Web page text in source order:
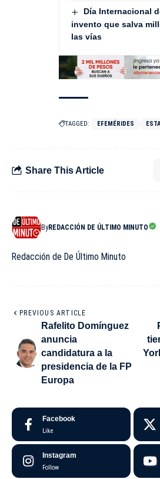
Día Internacional
invento que salva
las vías
TAGGED: EFEMÉRIDES
Share This Article
ByREDACCIÓN DE ÚLTIMO MINUTO
Redacción de De Último Minuto
PREVIOUS ARTICLE
Rafelito Domínguez
anuncia
candidatura a la
presidencia de la FP
Europa
Facebook
Like
Instagram
Follow